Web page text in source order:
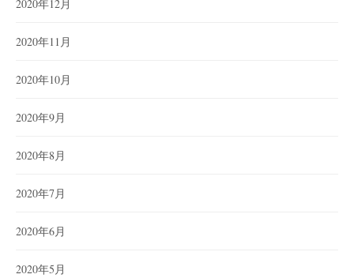
2020年12月
2020年11月
2020年10月
2020年9月
2020年8月
2020年7月
2020年6月
2020年5月